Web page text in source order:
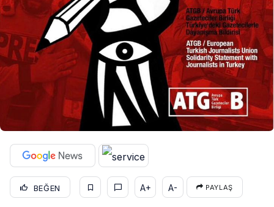
BEĞEN A+ A- PAYLAŞ